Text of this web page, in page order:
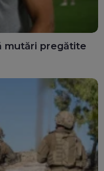
mutări pregătite